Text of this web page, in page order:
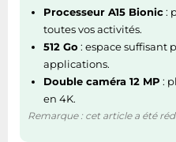
0 -
Autres caractéristiques
Processeur A15 Bionic:
toutes vos activités.
512 Go : espace suffisant
applications.
Double caméra 12 MP :
en 4K.
Remarque : cet article a été